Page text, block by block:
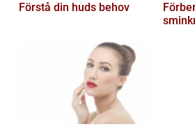
Förstå din huds behov